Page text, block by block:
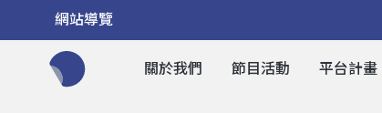
網站導覽
關於我們 節目活動 平台計畫